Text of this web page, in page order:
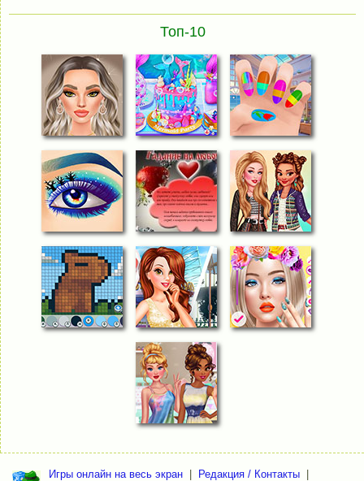
Топ-10
Игры онлайн на весь экран Редакция / Контакты